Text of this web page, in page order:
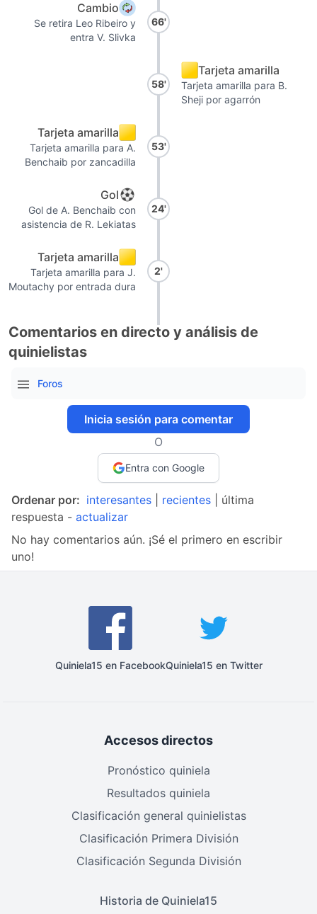
Cambio
Se retira Leo Ribeiro y
entra V. Slivka
66'
58'
Tarjeta amarilla
Tarjeta amarilla para B.
Sheji por agarrón
Tarjeta amarilla
Tarjeta amarilla para A.
Benchaib por zancadilla
53'
Gol
Gol de A. Benchaib con
asistencia de R. Lekiatas
24'
Tarjeta amarilla
Tarjeta amarilla para J.
Moutachy por entrada dura
2'
Comentarios en directo y análisis de
quinielistas
Foros
Inicia sesión para comentar
O
Entra con Google
Ordenar por: interesantes recientes | última
respuesta - actualizar
No hay comentarios aún. ¡Sé el primero en escribir
uno!
Quiniela15 en FacebookQuiniela15 en Twitter
Accesos directos
Pronóstico quiniela
Resultados quiniela
Clasificación general quinielistas
Clasificación Primera División
Clasificación Segunda División
Historia de Quiniela15